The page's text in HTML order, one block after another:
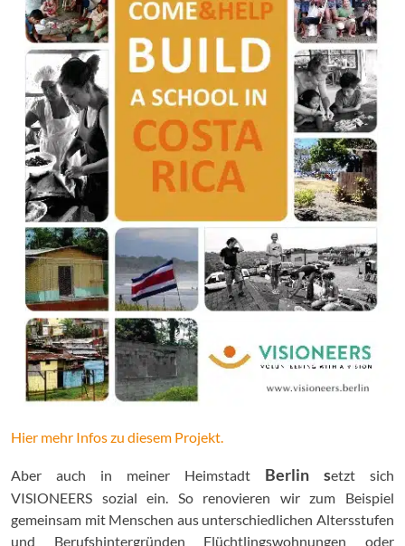
Hier mehr Infos zu diesem Projekt.
Aber auch in meiner Heimstadt Berlin setzt sich
VISIONEERS sozial ein. So renovieren wir zum Beispiel
gemeinsam mit Menschen aus unterschiedlichen Altersstufen
und Berufshintergründen Flüchtlingswohnungen oder